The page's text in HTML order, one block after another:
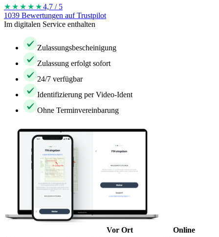
★★★★ ★4,7 / 5
1039 Bewertungen auf Trustpilot
Im digitalen Service enthalten
Zulassungsbescheinigung
Zulassung erfolgt sofort
24/7 verfügbar
Identifizierung per Video-Ident
Ohne Terminvereinbarung
Vor Ort
Online